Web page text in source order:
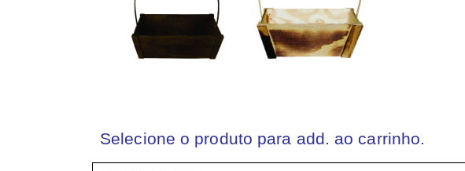
Selecione o produto para add. ao carrinho.